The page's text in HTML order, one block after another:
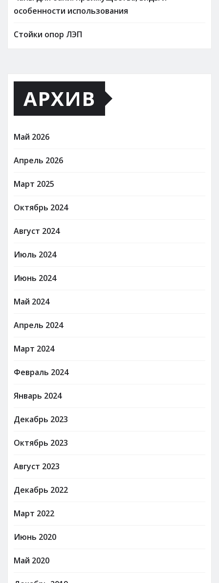
особенности использования
Стойки опор ЛЭП
АРХИВ
Май 2026
Апрель 2026
Март 2025
Октябрь 2024
Август 2024
Июль 2024
Июнь 2024
Май 2024
Апрель 2024
Март 2024
Февраль 2024
Январь 2024
Декабрь 2023
Октябрь 2023
Август 2023
Декабрь 2022
Март 2022
Июнь 2020
Май 2020